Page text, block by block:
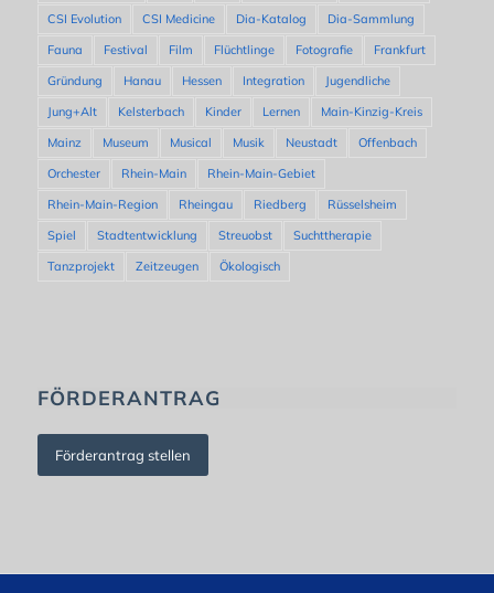
CSI Evolution
CSI Medicine Dia-Katalog
Dia-Sammlung
Fauna
Festival Film Flüchtlinge Fotografie
Frankfurt
Gründung
Hanau Hessen Integration
Jugendliche
Jung+Alt
Kelsterbach Kinder Lernen
Main-Kinzig-Kreis
Mainz
Museum Musical Musik Neustadt
Offenbach
Orchester
Rhein-Main
Rhein-Main-Gebiet
Rhein-Main-Region
Rheingau Riedberg
Rüsselsheim
Spiel
Stadtentwicklung Streuobst
Suchttherapie
Tanzprojekt
Zeitzeugen Ökologisch
FÖRDERANTRAG
Förderantrag stellen